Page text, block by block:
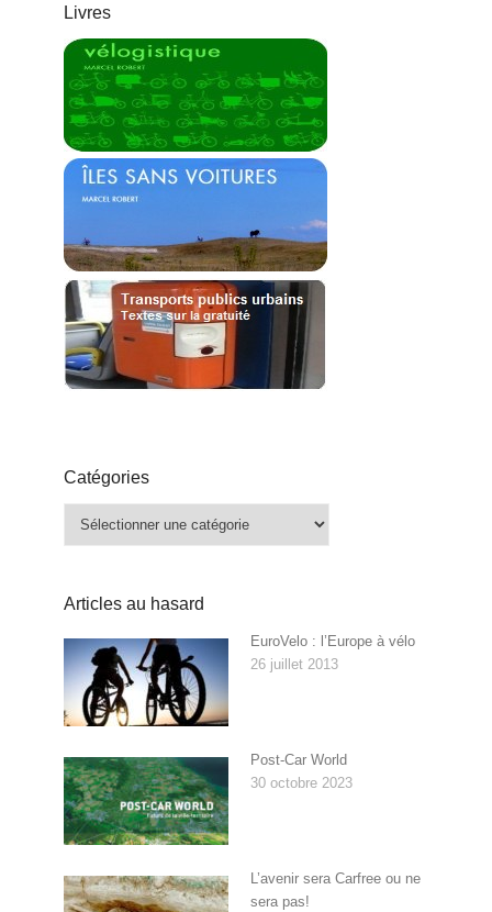
Livres
Catégories
Catégories
Articles au hasard
EuroVelo : l’Europe à vélo
26 juillet 2013
Post-Car World
30 octobre 2023
L’avenir sera Carfree ou ne
sera pas!